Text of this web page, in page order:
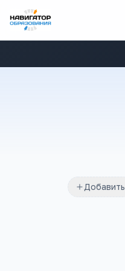
Добавить